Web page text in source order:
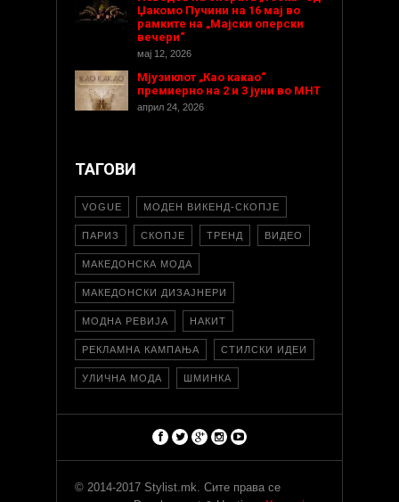
Џакомо Пучини на 16 мај во
рамките на „Мајски оперски
вечери“
мај 12, 2026
Мјузиклот „Као какао“
премиерно на 2 и 3 јуни во МНТ
април 24, 2026
ТАГОВИ
VOGUE МОДЕН ВИКЕНД-СКОПЈЕ
ПАРИЗ СКОПЈЕ ТРЕНД ВИДЕО
МАКЕДОНСКА МОДА
МАКЕДОНСКИ ДИЗАЈНЕРИ
МОДНА РЕВИЈА НАКИТ
РЕКЛАМНА КАМПАЊА СТИЛСКИ ИДЕИ
УЛИЧНА МОДА ШМИНКА
© 2014-2017 Stylist.mk. Сите права се